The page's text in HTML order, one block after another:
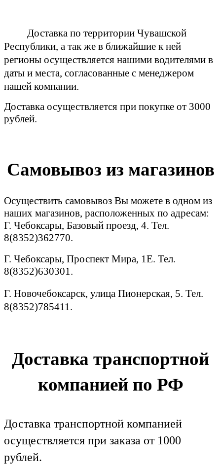
Доставка по территории Чувашской
Республики, а так же в ближайшие к ней
регионы осуществляется нашими водителями в
даты и места, согласованные с менеджером
нашей компании.
Доставка осуществляется при покупке от 3000
рублей.
Самовывоз из магазинов
Осуществить самовывоз Вы можете в одном из
наших магазинов, расположенных по адресам:
Г. Чебоксары, Базовый проезд, 4. Тел.
8(8352)362770.
Г. Чебоксары, Проспект Мира, 1Е. Тел.
8(8352)630301.
Г. Новочебоксарск, улица Пионерская, 5. Тел.
8(8352)785411.
Доставка транспортной
компанией по РФ
Доставка транспортной компанией
осуществляется при заказа от 1000
рублей.